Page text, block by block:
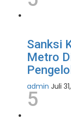
Sanksi
Metro
admin Juli
5